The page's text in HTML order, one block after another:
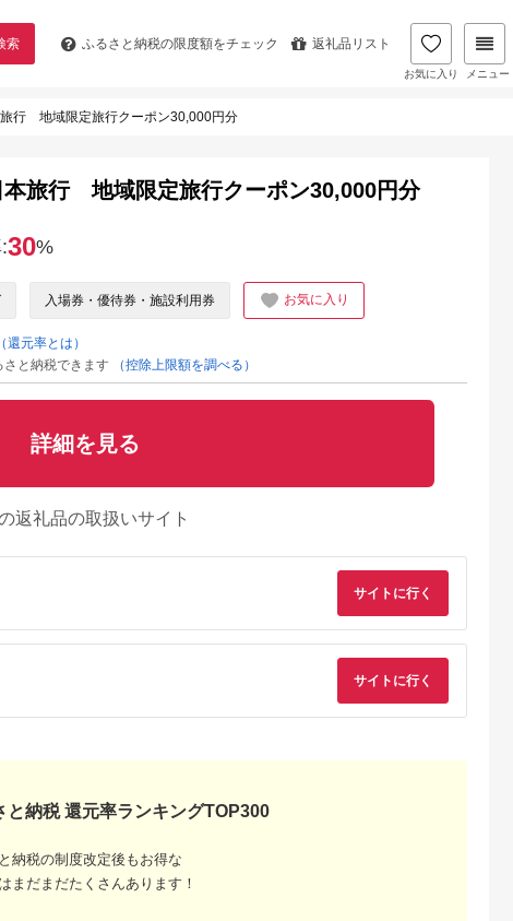
索 ふるさと納税の限度額をチェック 返礼品リスト
お気に入り メニュー
行 地域限定旅行クーポン30,000円分
出典：ふるなび
出典：ふるさとチョイ
旅行 地域限定旅行クーポン30,000円分
30%
入場券・優待券・施設利用券 お気に入り
（還元率とは）
と納税できます
（控除上限額を調べる）
詳細を見る
返礼品の取扱いサイト
サイトに行く
サイトに行く
と納税 還元率ランキングTOP300
納税の制度改定後もお得な
まだまだたくさんあります！